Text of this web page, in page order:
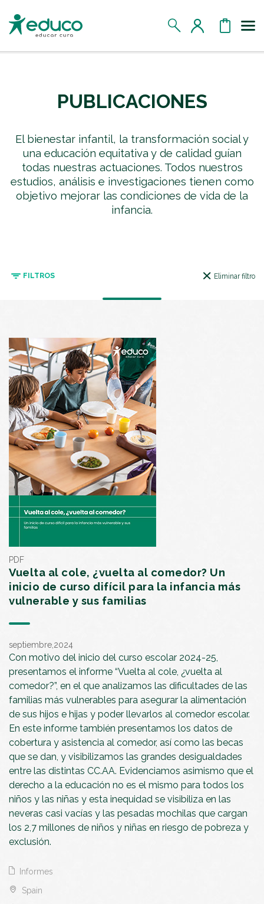
MIS DONATIVOS
MIS APADRINADOS
MIS RETOS SOLIDARIOS
CERRAR SESIÓN
PUBLICACIONES
El bienestar infantil, la transformación social y
una educación equitativa y de calidad guían
todas nuestras actuaciones. Todos nuestros
estudios, análisis e investigaciones tienen como
objetivo mejorar las condiciones de vida de la
infancia.
FILTROS Eliminar filtro
PDF
Vuelta al cole, ¿vuelta al comedor? Un
inicio de curso difícil para la infancia más
vulnerable y sus familias
septiembre,2024
Con motivo del inicio del curso escolar 2024-25,
presentamos el informe “Vuelta al cole, ¿vuelta al
comedor?”, en el que analizamos las dificultades de las
familias más vulnerables para asegurar la alimentación
de sus hijos e hijas y poder llevarlos al comedor escolar.
En este informe también presentamos los datos de
cobertura y asistencia al comedor, así como las becas
que se dan, y visibilizamos las grandes desigualdades
entre las distintas CC.AA. Evidenciamos asimismo que el
derecho a la educación no es el mismo para todos los
niños y las niñas y esta inequidad se visibiliza en las
neveras casi vacías y las pesadas mochilas que cargan
los 2,7 millones de niños y niñas en riesgo de pobreza y
exclusión.
Informes
Spain